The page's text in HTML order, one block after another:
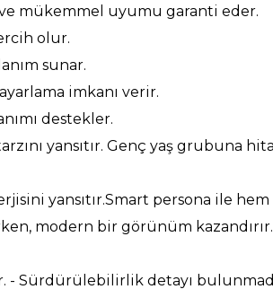
ve mükemmel uyumu garanti eder.
olur.
sunar.
imkanı verir.
destekler.
yansıtır. Genç yaş grubuna
yansıtır.Smart persona ile hem
modern bir görünüm
- Sürdürülebilirlik detayı